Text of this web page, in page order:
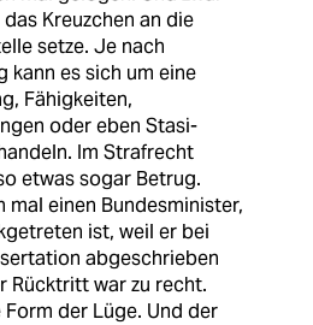
Kreuzchen an die
setze. Je nach
kann es sich um eine
Fähigkeiten,
oder eben Stasi-
Im Strafrecht
etwas sogar Betrug.
mal einen Bundesminister,
ist, weil er bei
abgeschrieben
Rücktritt war zu recht.
Form der Lüge. Und der